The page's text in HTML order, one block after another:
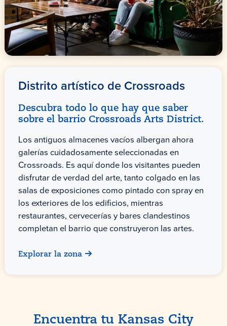
Distrito artístico de Crossroads
Descubra todo lo que hay que saber
sobre el barrio Crossroads Arts District.
Los antiguos almacenes vacíos albergan ahora
galerías cuidadosamente seleccionadas en
Crossroads. Es aquí donde los visitantes pueden
disfrutar de verdad del arte, tanto colgado en las
salas de exposiciones como pintado con spray en
los exteriores de los edificios, mientras
restaurantes, cervecerías y bares clandestinos
completan el barrio que construyeron las artes.
Explorar la zona
Encuentra tu Kansas City